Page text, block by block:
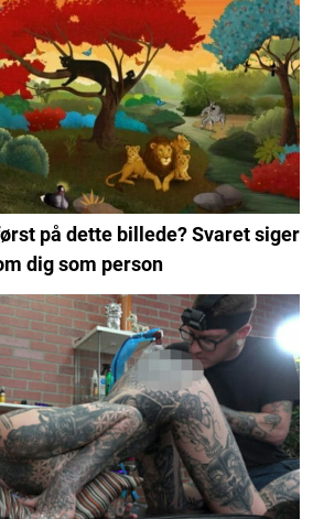
på dette billede? Svaret siger
dig som person